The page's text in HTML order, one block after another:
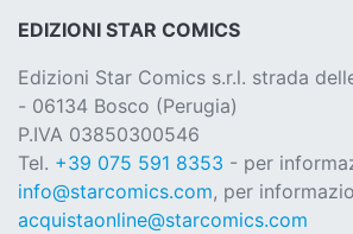
EDIZIONI STAR COMICS
Edizioni Star Comics s.r.l. strada
- 06134 Bosco (Perugia)
P.IVA 03850300546
Tel. +39 075 591 8353 - per
info@starcomics.com, per
acquistaonline@starcomics.com